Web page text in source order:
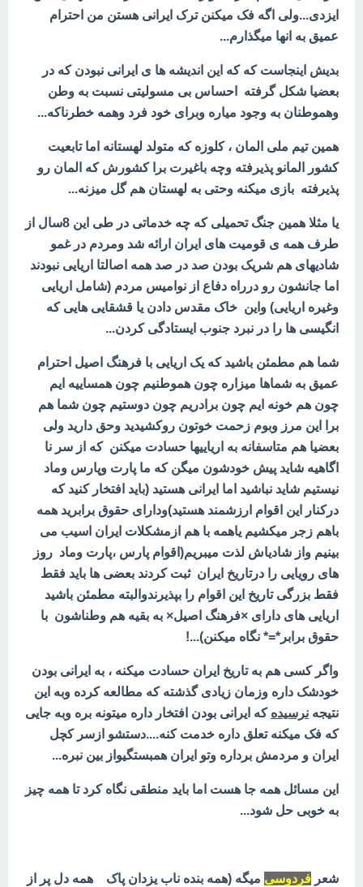
ایزدی...ولی اگه فک میکنن ترک ایرانی هستن من احترام
عمیق به انها میگذارم...
بدیش اینجاست که که این اندیشه ها ی ایرانی نبودن که در
بعضیا شکل گرفته احساس بی مسولیتی نسبت به وطن
وهموطنان به وجود میاره وبرای خود فرد وهمه خطرناکه...
همین تیم ملی المان ، کلوزه که متولد لهستانه اما تابعیت
کشور المانو پذیرفته وچه باغیرت برا کشورش که المان رو
پذیرفته بازی میکنه وحتی به لهستان هم گل میزنه...
یا مثلا همین جنگ تحمیلی که چه خدماتی در طی این 8سال از
طرف همه ی قومیت های ایران ارائه شد ومردم در غمو
شادیهای هم شریک بودن صد در صد همه اصالتا اریایی نبودند
اما جانشون رو درراه دفاع از نوامیس مردم (شامل اریایی
وغیره اریایی) واین خاک مقدس دادن یا قشقایی هایی که
انگیسی ها را در نبرد جنوب ایستادگی کردن...
شما هم مطمئن باشید که یک اریایی با فرهنگ اصیل احترام
عمیق به شماها میزاره چون هموطنیم چون همساییه ایم
چون هم خونه ایم چون برادریم چون دوستیم چون شما هم
برا این مرز وبوم زحمت خوتون روکشیدید وحق دارید ولی
بعضیا هم متاسفانه به اریاییها حسادت میکنن که از سر نا
اگاهیه شاید پیش خودشون میگن که ما پارت وپارس وماد
نیستیم شاید نباشید اما ایرانی هستید (باید افتخار کنید که
درکنار این اقوام ارزشمند هستید)ودارای حقوق برابرید همه
باهم زجر میکشیم یاهمه با هم ازمشکلات ایران اسیب می
بینیم واز شادیاش لذت میبریم(اقوام پارس ،پارت وماد روز
های رویایی را درتاریخ ایران ثبت کردند بعضی ها باید فقط
فقط بزرگی تاریخ این اقوام را بپذیرندوالبته مطمئن باشید
اریایی های دارای ×فرهنگ اصیل× به بقیه هم وطناشون با
حقوق برابر*=* نگاه میکنن)...!
واگر کسی هم به تاریخ ایران حسادت میکنه ، به ایرانی بودن
خودشک داره وزمان زیادی گذشته که مطالعه کرده وبه این
نتیجه نرسیده که ایرانی بودن افتخار داره میتونه بره وبه جایی
که فک میکنه تعلق داره خدمت کنه....دستشو ازسر کچل
ایران و مردمش برداره وتو ایران همبستگیواز بین نبره...
این مسائل همه جا هست اما باید منطقی نگاه کرد تا همه چیز
به خوبی حل شود...
شعر فردوسی میگه (همه بنده ناب یزدان پاک همه دل پر از